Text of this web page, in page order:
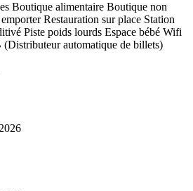
Boutique alimentaire Boutique non
Restauration sur place Station
Piste poids lourds Espace bébé Wifi
automatique de billets)